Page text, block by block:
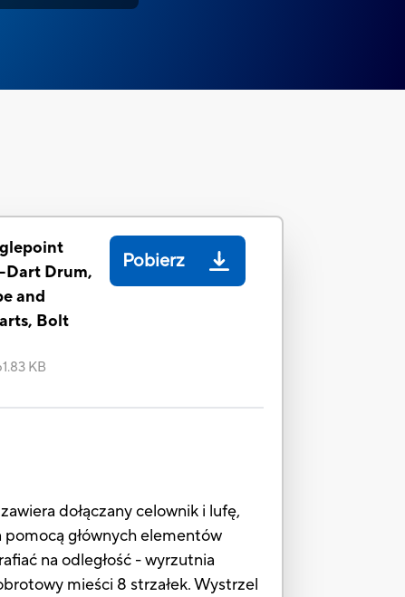
Dart Drum,
and
Bolt
KB
Pobierz
dołączany celownik i lufę,
głównych elementów
na odległość - wyrzutnia
mieści 8 strzałek. Wystrzel